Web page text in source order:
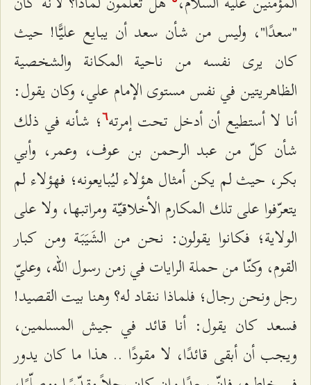
"سعدًا"، وليس من شأن سعد أن يبايع عليًّا! حيث
كان يرى نفسه من ناحية المكانة والشخصية
الظاهريتين في نفس مستوى الإمام علي، وكان يقول:
أنا لا أستطيع أن أدخل تحت إمرته٦؛ شأنه في ذلك
شأن كلّ من عبد الرحمن بن عوف، وعمر، وأبي
بكر، حيث لم يكن أمثال هؤلاء ليُبايعونه؛ فهؤلاء لم
يتعرّفوا على تلك المكارم الأخلاقيّة ومراتبها، ولا على
الولاية؛ فكانوا يقولون: نحن من الشَيَبَة ومن كبار
القوم، وكنّا من حملة الرايات في زمن رسول الله، وعليّ
رجل ونحن رجال؛ فلماذا ننقاد له؟ وهنا بيت القصيد!
فسعد كان يقول: أنا قائد في جيش المسلمين،
ويجب أن أبقى قائدًا، لا مقودًا .. هذا ما كان يدور